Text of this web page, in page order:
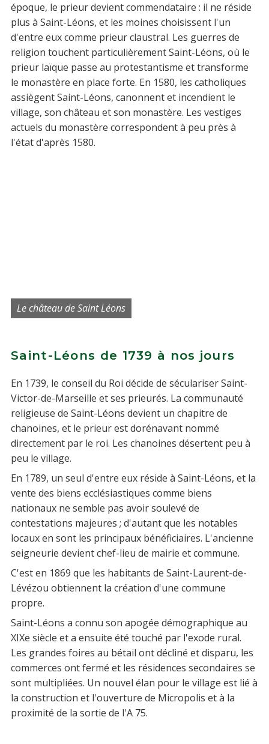
époque, le prieur devient commendataire : il ne réside
plus à Saint-Léons, et les moines choisissent l'un
d'entre eux comme prieur claustral. Les guerres de
religion touchent particulièrement Saint-Léons, où le
prieur laïque passe au protestantisme et transforme
le monastère en place forte. En 1580, les catholiques
assiègent Saint-Léons, canonnent et incendient le
village, son château et son monastère. Les vestiges
actuels du monastère correspondent à peu près à
l'état d'après 1580.
Le château de Saint Léons
Saint-Léons de 1739 à nos jours
En 1739, le conseil du Roi décide de séculariser Saint-
Victor-de-Marseille et ses prieurés. La communauté
religieuse de Saint-Léons devient un chapitre de
chanoines, et le prieur est dorénavant nommé
directement par le roi. Les chanoines désertent peu à
peu le village.
En 1789, un seul d'entre eux réside à Saint-Léons, et la
vente des biens ecclésiastiques comme biens
nationaux ne semble pas avoir soulevé de
contestations majeures ; d'autant que les notables
locaux en sont les principaux bénéficiaires. L'ancienne
seigneurie devient chef-lieu de mairie et commune.
C'est en 1869 que les habitants de Saint-Laurent-de-
Lévézou obtiennent la création d'une commune
propre.
Saint-Léons a connu son apogée démographique au
XIXe siècle et a ensuite été touché par l'exode rural.
Les grandes foires au bétail ont décliné et disparu, les
commerces ont fermé et les résidences secondaires se
sont multipliées. Un nouvel élan pour le village est lié à
la construction et l'ouverture de Micropolis et à la
proximité de la sortie de l'A 75.